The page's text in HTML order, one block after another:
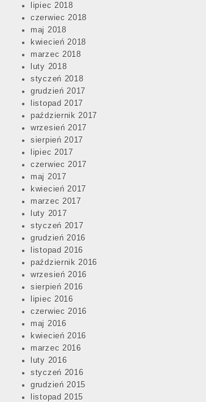
lipiec 2018
czerwiec 2018
maj 2018
kwiecień 2018
marzec 2018
luty 2018
styczeń 2018
grudzień 2017
listopad 2017
październik 2017
wrzesień 2017
sierpień 2017
lipiec 2017
czerwiec 2017
maj 2017
kwiecień 2017
marzec 2017
luty 2017
styczeń 2017
grudzień 2016
listopad 2016
październik 2016
wrzesień 2016
sierpień 2016
lipiec 2016
czerwiec 2016
maj 2016
kwiecień 2016
marzec 2016
luty 2016
styczeń 2016
grudzień 2015
listopad 2015